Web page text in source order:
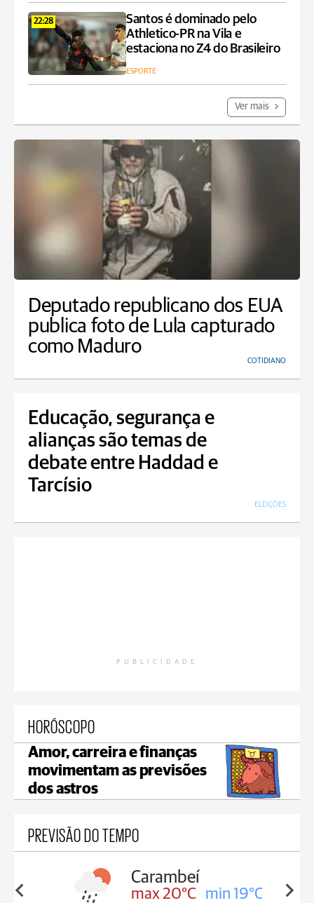
22:28
Santos é dominado pelo
Athletico-PR na Vila e
estaciona no Z4 do Brasileiro
ESPORTE
Ver mais
Deputado republicano dos EUA
publica foto de Lula capturado
como Maduro
COTIDIANO
Educação, segurança e
alianças são temas de
debate entre Haddad e
Tarcísio
ELEIÇÕES
PUBLICIDADE
HORÓSCOPO
Amor, carreira e finanças
movimentam as previsões
dos astros
PREVISÃO DO TEMPO
19°C
Carambeí
max 20°C min 19°C